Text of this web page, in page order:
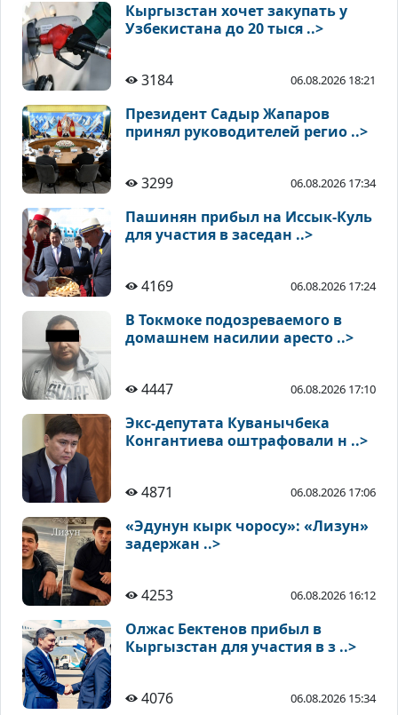
Кыргызстан хочет закупать у
Узбекистана до 20 тыся ..>
3184 06.08.2026 18:21
Президент Садыр Жапаров
принял руководителей регио ..>
3299 06.08.2026 17:34
Пашинян прибыл на Иссык-Куль
для участия в заседан ..>
4169 06.08.2026 17:24
В Токмоке подозреваемого в
домашнем насилии аресто ..>
4447 06.08.2026 17:10
Экс-депутата Куванычбека
Конгантиева оштрафовали н ..>
4871 06.08.2026 17:06
«Эдунун кырк чоросу»: «Лизун»
задержан ..>
4253 06.08.2026 16:12
Олжас Бектенов прибыл в
Кыргызстан для участия в з ..>
4076 06.08.2026 15:34